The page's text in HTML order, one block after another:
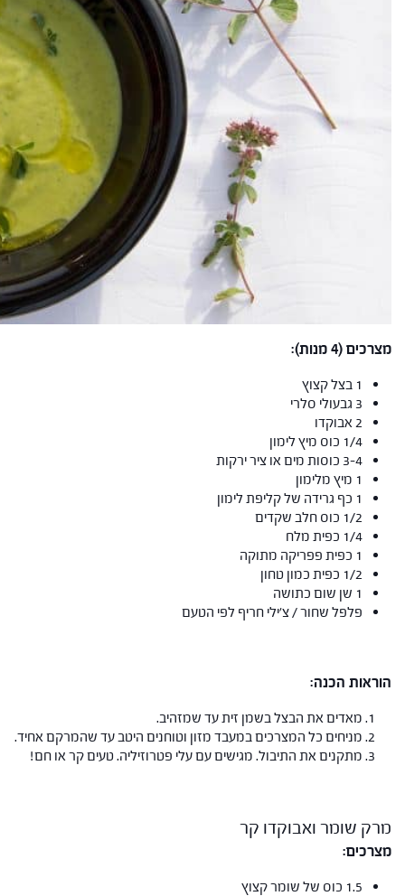
מצרכים (4 מנות):
1 בצל קצוץ
3 גבעולי סלרי
2 אבוקדו
1/4 כוס מיץ לימון
3-4 כוסות מים או ציר ירקות
1 מיץ מלימון
1 כף גרידה של קליפת לימון
1/2 כוס חלב שקדים
1/4 כפית מלח
1 כפית פפריקה מתוקה
1/2 כפית כמון טחון
1 שן שום כתושה
פלפל שחור / צ'ילי חריף לפי הטעם
הוראות הכנה:
מאדים את הבצל בשמן זית עד שמזהיב.
מניחים כל המצרכים במעבד מזון וטוחנים היטב עד שהמרקם אחיד.
מתקנים את התיבול. מגישים עם עלי פטרוזיליה. טעים קר או חם!
מרק שומר ואבוקדו קר
מצרכים:
1.5 כוס של שומר קצוץ